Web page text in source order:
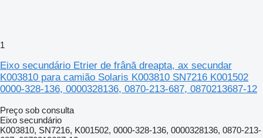
1
Eixo secundário Etrier de frână dreapta, ax secundar
K003810 para camião Solaris K003810 SN7216 K001502
0000-328-136, 0000328136, 0870-213-687, 0870213687-12
Preço sob consulta
Eixo secundário
K003810, SN7216, K001502, 0000-328-136, 0000328136, 0870-213-